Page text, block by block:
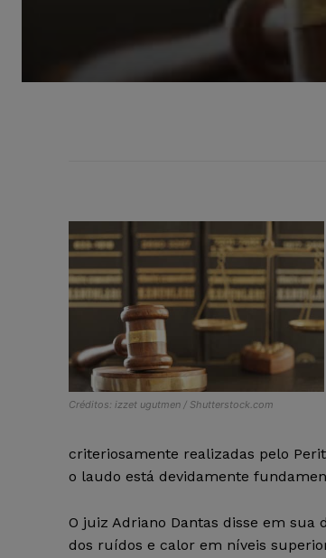
Créditos: izzet ugutmen / Shutterstock.com
criteriosamente realizadas pelo
o laudo está devidamente
O juiz Adriano Dantas disse em
dos ruídos e calor em níveis